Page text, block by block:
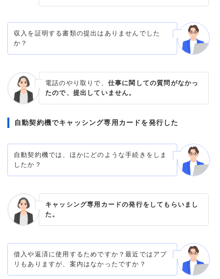
収入を証明する書類の提出はありませんでした
か？
電話のやり取りで、 仕事に関しての質問がなかっ
たので、提出していません。
自動契約機でキャッシング専用カードを発行した
自動契約機では、ほかにどのような手続きをしま
したか？
キャッシング専用カードの発行をしてもらいまし
た。
借入や返済に使用するためですか？最近ではアプ
リもありますが、案内はなかったですか？